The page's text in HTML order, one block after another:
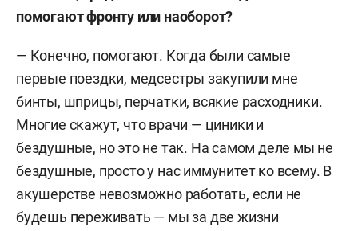
помогают фронту или наоборот?
— Конечно, помогают. Когда были самые
первые поездки, медсестры закупили мне
бинты, шприцы, перчатки, всякие расходники.
Многие скажут, что врачи — циники и
бездушные, но это не так. На самом деле мы не
бездушные, просто у нас иммунитет ко всему. В
акушерстве невозможно работать, если не
будешь переживать — мы за две жизни